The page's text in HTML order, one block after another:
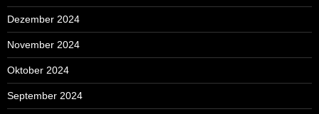
Dezember 2024
November 2024
Oktober 2024
September 2024